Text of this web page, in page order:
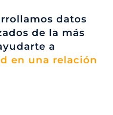
datos
de la más
a
en una relación